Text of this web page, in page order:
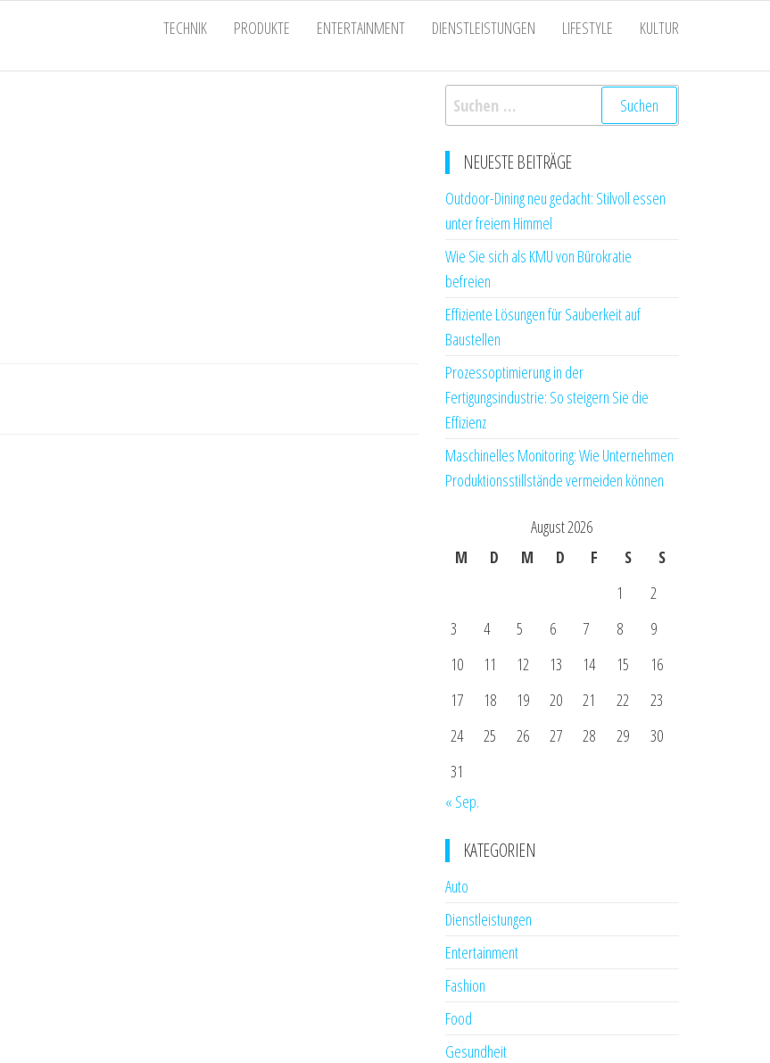
TECHNIK PRODUKTE ENTERTAINMENT DIENSTLEISTUNGEN LIFESTYLE KULTUR
Suchen
nach:
NEUESTE BEITRÄGE
Outdoor-Dining neu gedacht: Stilvoll essen
unter freiem Himmel
Wie Sie sich als KMU von Bürokratie
befreien
Effiziente Lösungen für Sauberkeit auf
Baustellen
Prozessoptimierung in der
Fertigungsindustrie: So steigern Sie die
Effizienz
Maschinelles Monitoring: Wie Unternehmen
Produktionsstillstände vermeiden können
August 2026
M
D M D F S
S
1
2
3
4 5 6 7 8
9
10
11 12 13 14 15
16
17
18 19 20 21 22
23
24
25 26 27 28 29
30
31
« Sep.
KATEGORIEN
Auto
Dienstleistungen
Entertainment
Fashion
Food
Gesundheit